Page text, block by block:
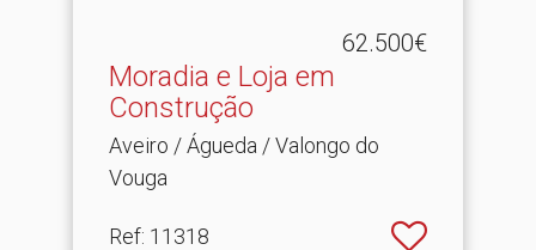
62.500€
Moradia e Loja em
Construção
Aveiro / Águeda / Valongo do
Vouga
Ref: 11318